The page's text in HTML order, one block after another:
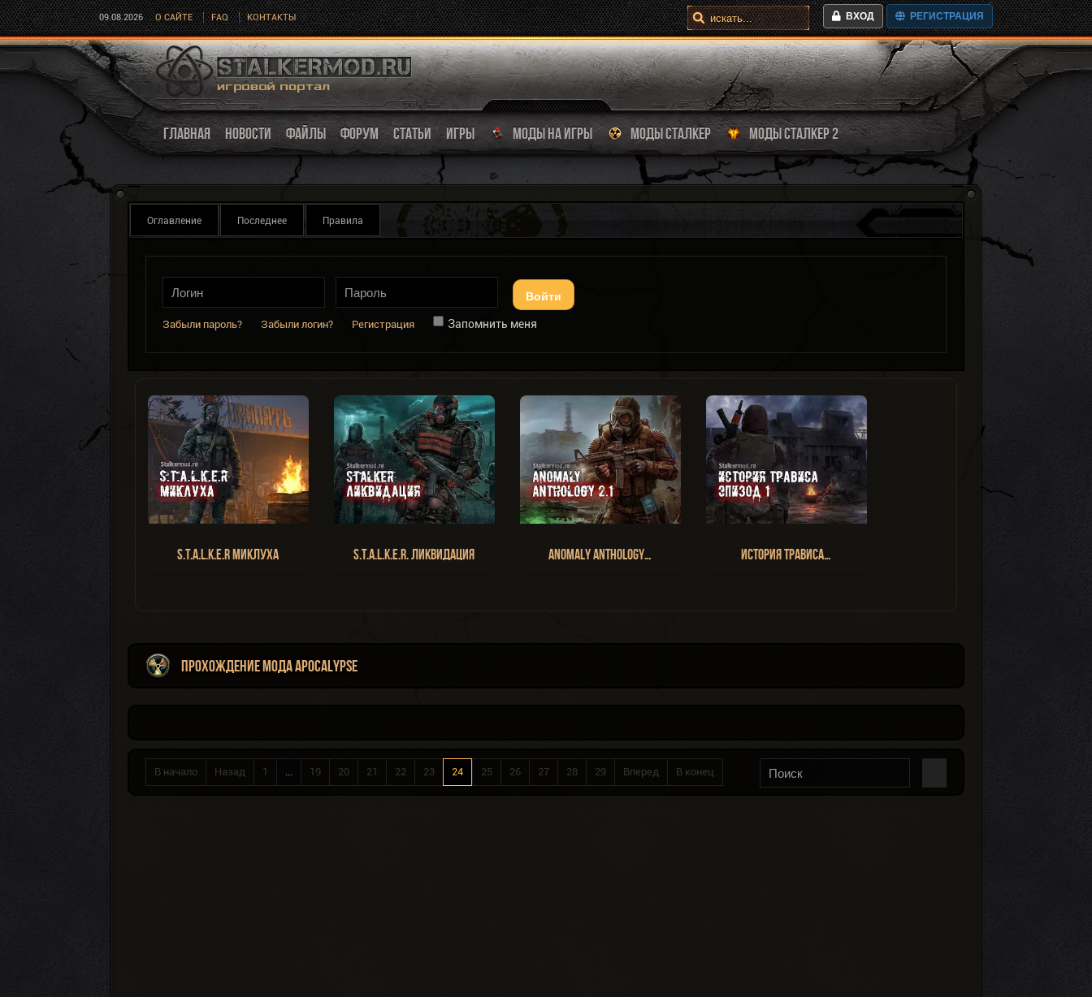
09.08.2026 О САЙТЕ FAQ КОНТАКТЫ ВХОД РЕГИСТРАЦИЯ
ГЛАВНАЯ НОВОСТИ ФАЙЛЫ ФОРУМ СТАТЬИ ИГРЫ МОДЫ НА ИГРЫ МОДЫ СТАЛКЕР МОДЫ СТАЛКЕР 2
Оглавление Последнее Правила
Войти
Забыли пароль? Забыли логин? Регистрация Запомнить меня
S.T.A.L.K.E.R Миклуха S.T.A.L.K.E.R. Ликвидация Anomaly Anthology… История Трависа…
Прохождение мода Apocalypse
В начало Назад 1 ... 19 20 21 22 23 24 25 26 27 28 29 Вперед В конец